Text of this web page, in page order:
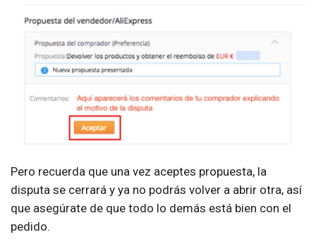
Pero recuerda que una vez aceptes propuesta, la
disputa se cerrará y ya no podrás volver a abrir otra, así
que asegúrate de que todo lo demás está bien con el
pedido.